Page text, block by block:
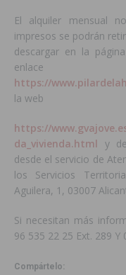
El alquiler mensual
impresos se podrán
descargar en la
enlace
https://
la web
https://
da_vivienda.html y
desde el servicio de
los Servicios
Aguilera, 1, 03007
Si necesitan más
96 535 22 25 Ext. 289 Y
Compártelo: